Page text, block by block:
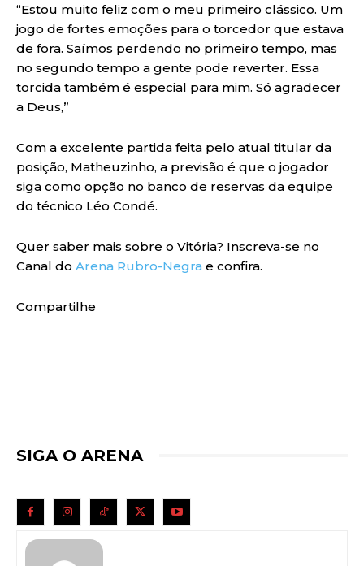
“Estou muito feliz com o meu primeiro clássico. Um
jogo de fortes emoções para o torcedor que estava
de fora. Saímos perdendo no primeiro tempo, mas
no segundo tempo a gente pode reverter. Essa
torcida também é especial para mim. Só agradecer
a Deus,”
Com a excelente partida feita pelo atual titular da
posição, Matheuzinho, a previsão é que o jogador
siga como opção no banco de reservas da equipe
do técnico Léo Condé.
Quer saber mais sobre o Vitória? Inscreva-se no
Canal do Arena Rubro-Negra e confira.
Compartilhe
SIGA O ARENA